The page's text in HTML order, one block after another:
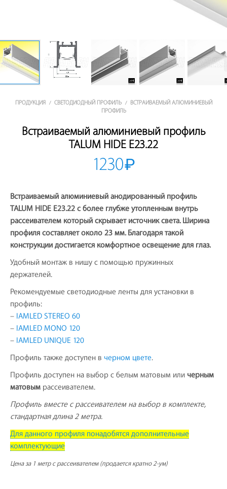
ПРОДУКЦИЯ / СВЕТОДИОДНЫЙ ПРОФИЛЬ /
ВСТРАИВАЕМЫЙ АЛЮМИНИЕВЫЙ
ПРОФИЛЬ
Встраиваемый алюминиевый профиль
TALUM HIDE E23.22
1230₽
Встраиваемый алюминиевый анодированный профиль
TALUM HIDE E23.22 с более глубже утопленным внутрь
рассеивателем который скрывает источник света. Ширина
профиля составляет около 23 мм. Благодаря такой
конструкции достигается комфортное освещение для глаз.
Удобный монтаж в нишу с помощью пружинных
держателей.
Рекомендуемые светодиодные ленты для установки в
профиль:
– IAMLED STEREO 60
– IAMLED MONO 120
– IAMLED UNIQUE 120
Профиль также доступен в черном цвете.
Профиль доступен на выбор с белым матовым или черным
матовым рассеивателем.
Профиль вместе с рассеивателем на выбор в комплекте,
стандартная длина 2 метра.
Для данного профиля понадобятся дополнительные
комплектующие
Цена за 1 метр с рассеивателем (продается кратно 2-ум)